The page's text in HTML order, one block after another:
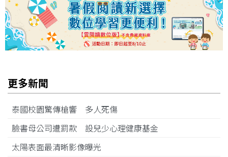
更多新聞
泰國校園驚傳槍響 多人死傷
臉書母公司遭罰款 設兒少心理健康基金
太陽表面最清晰影像曝光